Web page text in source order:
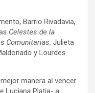
Barrio Rivadavia,
Celestes de la
Comunitarias, Julieta
y Lourdes
manera al vencer
Luciana Platia- a